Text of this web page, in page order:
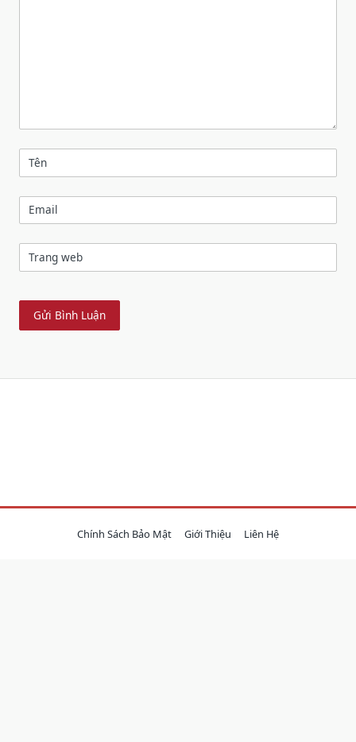
Tên
Email
Trang web
Chính Sách Bảo Mật Giới Thiệu Liên Hệ